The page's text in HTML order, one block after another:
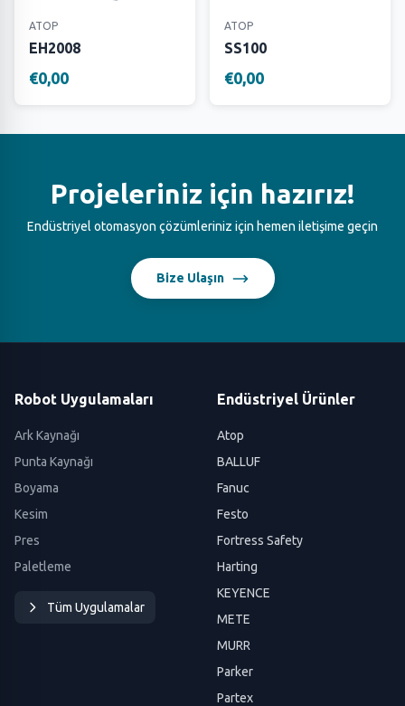
ATOP
EH2008
€0,00
ATOP
SS100
€0,00
Projeleriniz için hazırız!
Endüstriyel otomasyon çözümleriniz için hemen iletişime geçin
Bize Ulaşın
Robot Uygulamaları
Ark Kaynağı
Punta Kaynağı
Boyama
Kesim
Pres
Paletleme
Tüm Uygulamalar
Endüstriyel Ürünler
Atop
BALLUF
Fanuc
Festo
Fortress Safety
Harting
KEYENCE
METE
MURR
Parker
Partex